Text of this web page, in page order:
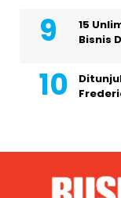
15
Bisnis